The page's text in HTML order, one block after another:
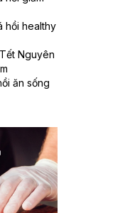
hồi healthy
Nguyên
ăn sống